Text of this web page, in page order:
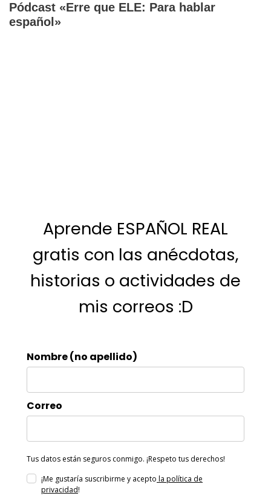
Pódcast «Erre que ELE: Para hablar
español»
Aprende ESPAÑOL REAL
gratis con las anécdotas,
historias o actividades de
mis correos :D
Nombre (no apellido)
Correo
Tus datos están seguros conmigo. ¡Respeto tus derechos!
¡Me gustaría suscribirme y acepto la política de
privacidad!